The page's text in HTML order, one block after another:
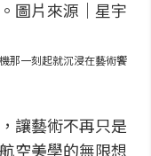
那一刻起就沉浸在藝術饗